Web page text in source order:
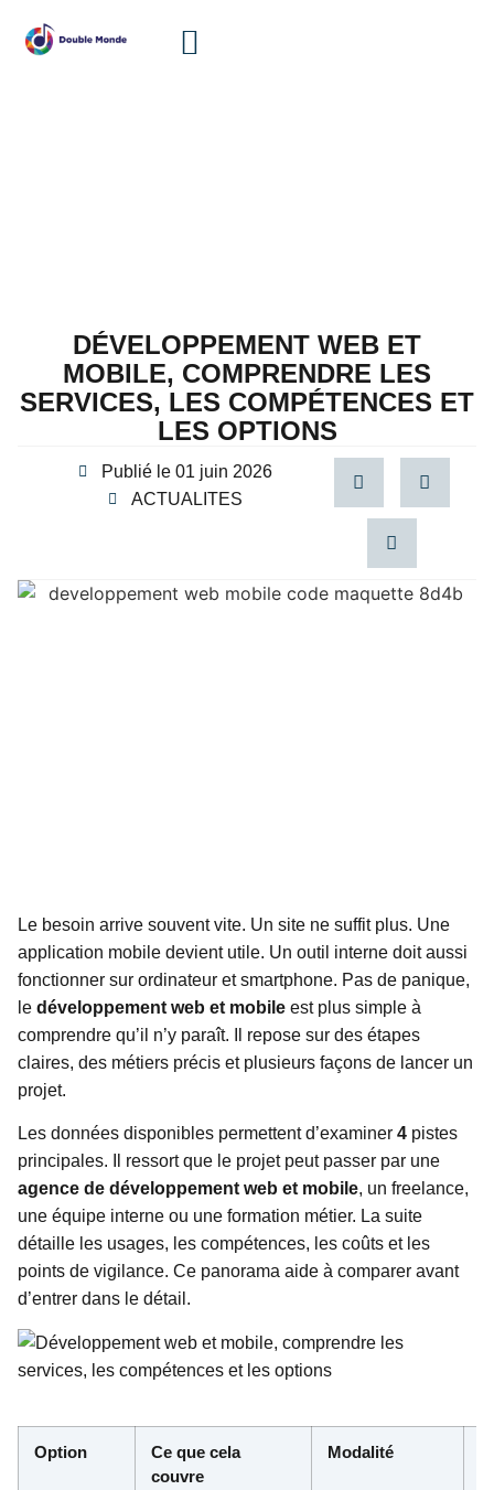
DÉVELOPPEMENT WEB ET
MOBILE, COMPRENDRE LES
SERVICES, LES COMPÉTENCES ET
LES OPTIONS
Publié le 01 juin 2026
ACTUALITES
Le besoin arrive souvent vite. Un site ne suffit plus. Une
application mobile devient utile. Un outil interne doit aussi
fonctionner sur ordinateur et smartphone. Pas de panique,
le développement web et mobile est plus simple à
comprendre qu’il n’y paraît. Il repose sur des étapes
claires, des métiers précis et plusieurs façons de lancer un
projet.
Les données disponibles permettent d’examiner 4 pistes
principales. Il ressort que le projet peut passer par une
agence de développement web et mobile, un freelance,
une équipe interne ou une formation métier. La suite
détaille les usages, les compétences, les coûts et les
points de vigilance. Ce panorama aide à comparer avant
d’entrer dans le détail.
Option
Ce que cela
couvre
Modalité